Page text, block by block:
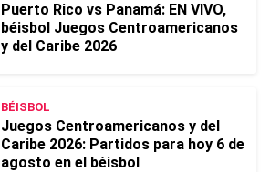
Puerto Rico vs Panamá: EN VIVO,
béisbol Juegos Centroamericanos
y del Caribe 2026
BÉISBOL
Juegos Centroamericanos y del
Caribe 2026: Partidos para hoy 6 de
agosto en el béisbol